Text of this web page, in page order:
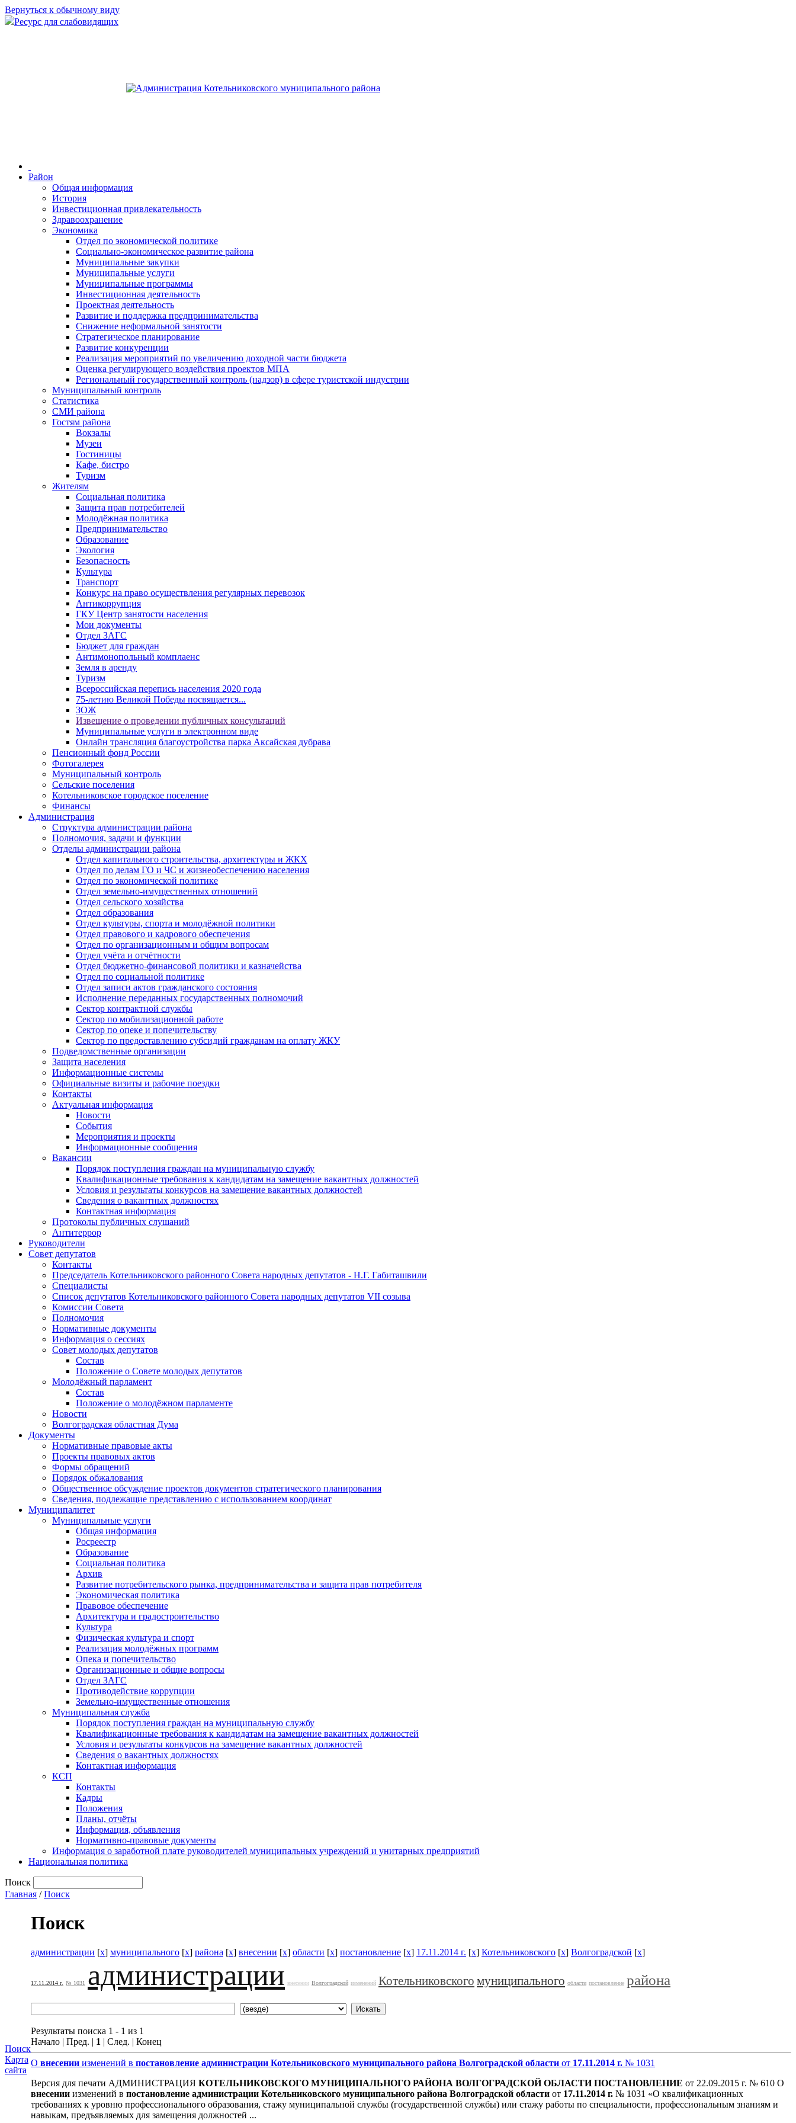
Вернуться к обычному виду
Ресурс для слабовидящих
Район
Общая информация
История
Инвестиционная привлекательность
Здравоохранение
Экономика
Отдел по экономической политике
Социально-экономическое развитие района
Муниципальные закупки
Муниципальные услуги
Муниципальные программы
Инвестиционная деятельность
Проектная деятельность
Развитие и поддержка предпринимательства
Снижение неформальной занятости
Стратегическое планирование
Развитие конкуренции
Реализация мероприятий по увеличению доходной части бюджета
Оценка регулирующего воздействия проектов МПА
Региональный государственный контроль (надзор) в сфере туристской индустрии
Муниципальный контроль
Статистика
СМИ района
Гостям района
Вокзалы
Музеи
Гостиницы
Кафе, бистро
Туризм
Жителям
Социальная политика
Защита прав потребителей
Молодёжная политика
Предпринимательство
Образование
Экология
Безопасность
Культура
Транспорт
Конкурс на право осуществления регулярных перевозок
Антикоррупция
ГКУ Центр занятости населения
Мои документы
Отдел ЗАГС
Бюджет для граждан
Антимонопольный комплаенс
Земля в аренду
Туризм
Всероссийская перепись населения 2020 года
75-летию Великой Победы посвящается...
ЗОЖ
Извещение о проведении публичных консультаций
Муниципальные услуги в электронном виде
Онлайн трансляция благоустройства парка Аксайская дубрава
Пенсионный фонд России
Фотогалерея
Муниципальный контроль
Сельские поселения
Котельниковское городское поселение
Финансы
Администрация
Структура администрации района
Полномочия, задачи и функции
Отделы администрации района
Отдел капитального строительства, архитектуры и ЖКХ
Отдел по делам ГО и ЧС и жизнеобеспечению населения
Отдел по экономической политике
Отдел земельно-имущественных отношений
Отдел сельского хозяйства
Отдел образования
Отдел культуры, спорта и молодёжной политики
Отдел правового и кадрового обеспечения
Отдел по организационным и общим вопросам
Отдел учёта и отчётности
Отдел бюджетно-финансовой политики и казначейства
Отдел по социальной политике
Отдел записи актов гражданского состояния
Исполнение переданных государственных полномочий
Сектор контрактной службы
Сектор по мобилизационной работе
Сектор по опеке и попечительству
Сектор по предоставлению субсидий гражданам на оплату ЖКУ
Подведомственные организации
Защита населения
Информационные системы
Официальные визиты и рабочие поездки
Контакты
Актуальная информация
Новости
События
Мероприятия и проекты
Информационные сообщения
Вакансии
Порядок поступления граждан на муниципальную службу
Квалификационные требования к кандидатам на замещение вакантных должностей
Условия и результаты конкурсов на замещение вакантных должностей
Сведения о вакантных должностях
Контактная информация
Протоколы публичных слушаний
Антитеррор
Руководители
Совет депутатов
Контакты
Председатель Котельниковского районного Совета народных депутатов - Н.Г. Габиташвили
Специалисты
Список депутатов Котельниковского районного Совета народных депутатов VII созыва
Комиссии Совета
Полномочия
Нормативные документы
Информация о сессиях
Совет молодых депутатов
Состав
Положение о Совете молодых депутатов
Молодёжный парламент
Состав
Положение о молодёжном парламенте
Новости
Волгоградская областная Дума
Документы
Нормативные правовые акты
Проекты правовых актов
Формы обращений
Порядок обжалования
Общественное обсуждение проектов документов стратегического планирования
Сведения, подлежащие представлению с использованием координат
Муниципалитет
Муниципальные услуги
Общая информация
Росреестр
Образование
Социальная политика
Архив
Развитие потребительского рынка, предпринимательства и защита прав потребителя
Экономическая политика
Правовое обеспечение
Архитектура и градостроительство
Культура
Физическая культура и спорт
Реализация молодёжных программ
Опека и попечительство
Организационные и общие вопросы
Отдел ЗАГС
Противодействие коррупции
Земельно-имущественные отношения
Муниципальная служба
Порядок поступления граждан на муниципальную службу
Квалификационные требования к кандидатам на замещение вакантных должностей
Условия и результаты конкурсов на замещение вакантных должностей
Сведения о вакантных должностях
Контактная информация
КСП
Контакты
Кадры
Положения
Планы, отчёты
Информация, объявления
Нормативно-правовые документы
Информация о заработной плате руководителей муниципальных учреждений и унитарных предприятий
Национальная политика
Поиск
Главная /Поиск
Поиск
Карта
сайта
Поиск
администрации [x] муниципального [x] района [x] внесении [x] области [x] постановление [x] 17.11.2014 г. [x] Котельниковского [x] Волгоградской [x]
17.11.2014 г. № 1031 администрации внесении Волгоградской изменений Котельниковского муниципального области постановление района
Результаты поиска 1 - 1 из 1
Начало | Пред. | 1 | След. | Конец
О внесении изменений в постановление администрации Котельниковского муниципального района Волгоградской области от 17.11.2014 г. № 1031
Версия для печати АДМИНИСТРАЦИЯ КОТЕЛЬНИКОВСКОГО МУНИЦИПАЛЬНОГО РАЙОНА ВОЛГОГРАДСКОЙ ОБЛАСТИ ПОСТАНОВЛЕНИЕ от 22.09.2015 г. № 610 О
внесении изменений в постановление администрации Котельниковского муниципального района Волгоградской области от 17.11.2014 г. № 1031 «О квалификационных
требованиях к уровню профессионального образования, стажу муниципальной службы (государственной службы) или стажу работы по специальности, профессиональным знаниям и
навыкам, предъявляемых для замещения должностей ...